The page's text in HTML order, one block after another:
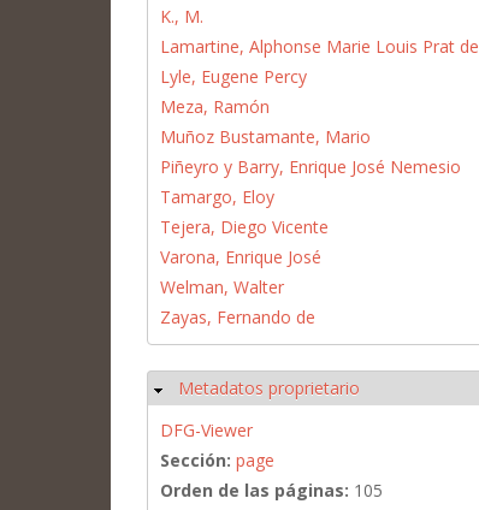
K., M.
Lamartine, Alphonse Marie Louis Prat de
Lyle, Eugene Percy
Meza, Ramón
Muñoz Bustamante, Mario
Piñeyro y Barry, Enrique José Nemesio
Tamargo, Eloy
Tejera, Diego Vicente
Varona, Enrique José
Welman, Walter
Zayas, Fernando de
Ocultar
Metadatos proprietario
DFG-Viewer
Sección: page
Orden de las páginas: 105